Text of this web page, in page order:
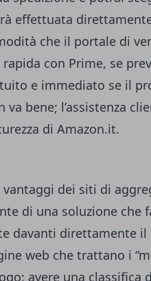
effettuata
che il portale di
con Prime, se
e immediato se il
bene; l’assistenza
di Amazon.it.
dei siti di
di una soluzione che
davanti direttamente il
web che trattano i
avere una classifica